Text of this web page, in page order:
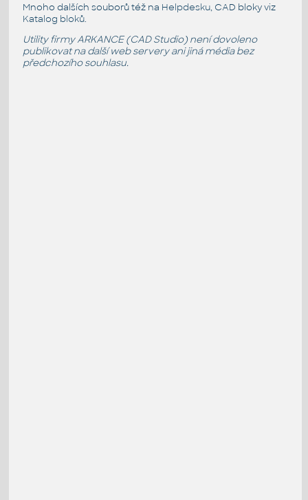
Mnoho dalších souborů též na Helpdesku, CAD bloky viz
Katalog bloků.
Utility firmy ARKANCE (CAD Studio) není dovoleno
publikovat na další web servery ani jiná média bez
předchozího souhlasu.